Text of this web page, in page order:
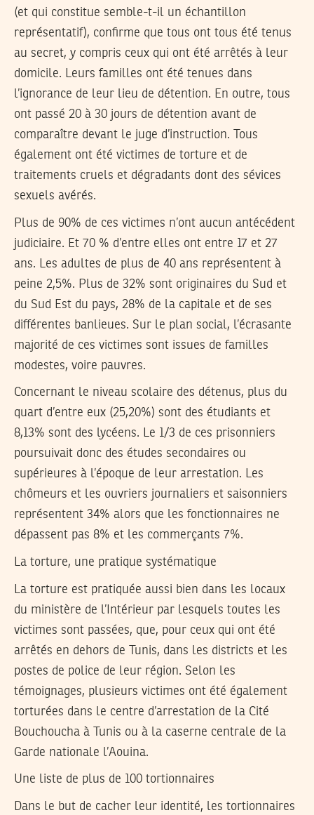
(et qui constitue semble-t-il un échantillon
représentatif), confirme que tous ont tous été tenus
au secret, y compris ceux qui ont été arrêtés à leur
domicile. Leurs familles ont été tenues dans
l’ignorance de leur lieu de détention. En outre, tous
ont passé 20 à 30 jours de détention avant de
comparaître devant le juge d’instruction. Tous
également ont été victimes de torture et de
traitements cruels et dégradants dont des sévices
sexuels avérés.
Plus de 90% de ces victimes n’ont aucun antécédent
judiciaire. Et 70 % d’entre elles ont entre 17 et 27
ans. Les adultes de plus de 40 ans représentent à
peine 2,5%. Plus de 32% sont originaires du Sud et
du Sud Est du pays, 28% de la capitale et de ses
différentes banlieues. Sur le plan social, l’écrasante
majorité de ces victimes sont issues de familles
modestes, voire pauvres.
Concernant le niveau scolaire des détenus, plus du
quart d’entre eux (25,20%) sont des étudiants et
8,13% sont des lycéens. Le 1/3 de ces prisonniers
poursuivait donc des études secondaires ou
supérieures à l’époque de leur arrestation. Les
chômeurs et les ouvriers journaliers et saisonniers
représentent 34% alors que les fonctionnaires ne
dépassent pas 8% et les commerçants 7%.
La torture, une pratique systématique
La torture est pratiquée aussi bien dans les locaux
du ministère de l’Intérieur par lesquels toutes les
victimes sont passées, que, pour ceux qui ont été
arrêtés en dehors de Tunis, dans les districts et les
postes de police de leur région. Selon les
témoignages, plusieurs victimes ont été également
torturées dans le centre d’arrestation de la Cité
Bouchoucha à Tunis ou à la caserne centrale de la
Garde nationale l’Aouina.
Une liste de plus de 100 tortionnaires
Dans le but de cacher leur identité, les tortionnaires